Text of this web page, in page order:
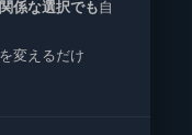
係な選択でも自
変えるだけ